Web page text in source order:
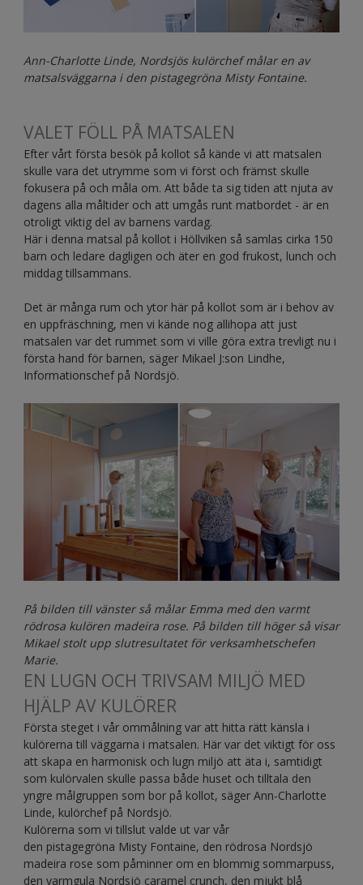
Ann-Charlotte Linde, Nordsjös kulörchef målar en av
matsalsväggarna i den pistagegröna Misty Fontaine.
VALET FÖLL PÅ MATSALEN
Efter vårt första besök på kollot så kände vi att matsalen
skulle vara det utrymme som vi först och främst skulle
fokusera på och måla om. Att både ta sig tiden att njuta av
dagens alla måltider och att umgås runt matbordet - är en
otroligt viktig del av barnens vardag.
Här i denna matsal på kollot i Höllviken så samlas cirka 150
barn och ledare dagligen och äter en god frukost, lunch och
middag tillsammans.
Det är många rum och ytor här på kollot som är i behov av
en uppfräschning, men vi kände nog allihopa att just
matsalen var det rummet som vi ville göra extra trevligt nu i
första hand för barnen, säger Mikael J:son Lindhe,
Informationschef på Nordsjö.
På bilden till vänster så målar Emma med den varmt
rödrosa kulören madeira rose. På bilden till höger så visar
Mikael stolt upp slutresultatet för verksamhetschefen
Marie.
EN LUGN OCH TRIVSAM MILJÖ MED
HJÄLP AV KULÖRER
Första steget i vår ommålning var att hitta rätt känsla i
kulörerna till väggarna i matsalen. Här var det viktigt för oss
att skapa en harmonisk och lugn miljö att äta i, samtidigt
som kulörvalen skulle passa både huset och tilltala den
yngre målgruppen som bor på kollot, säger Ann-Charlotte
Linde, kulörchef på Nordsjö.
Kulörerna som vi tillslut valde ut var vår
den pistagegröna Misty Fontaine, den rödrosa Nordsjö
madeira rose som påminner om en blommig sommarpuss,
den varmgula Nordsjö caramel crunch, den mjukt blå